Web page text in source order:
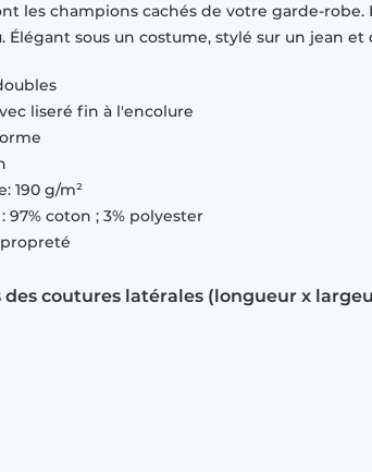
les champions cachés de votre garde-
Élégant sous un costume, stylé sur un jean
liseré fin à l'encolure
190 g/m²
97% coton ; 3% polyester
des coutures latérales (longueur x